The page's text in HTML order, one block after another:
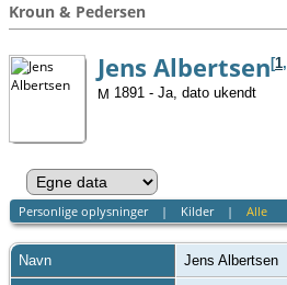
Kroun & Pedersen
Jens Albertsen [1,
1891 - Ja, dato ukendt
Personlige oplysninger| Kilder| Alle
Navn Jens Albertsen